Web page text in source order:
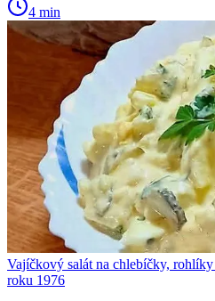
4 min
Vajíčkový salát na chlebíčky,
roku 1976